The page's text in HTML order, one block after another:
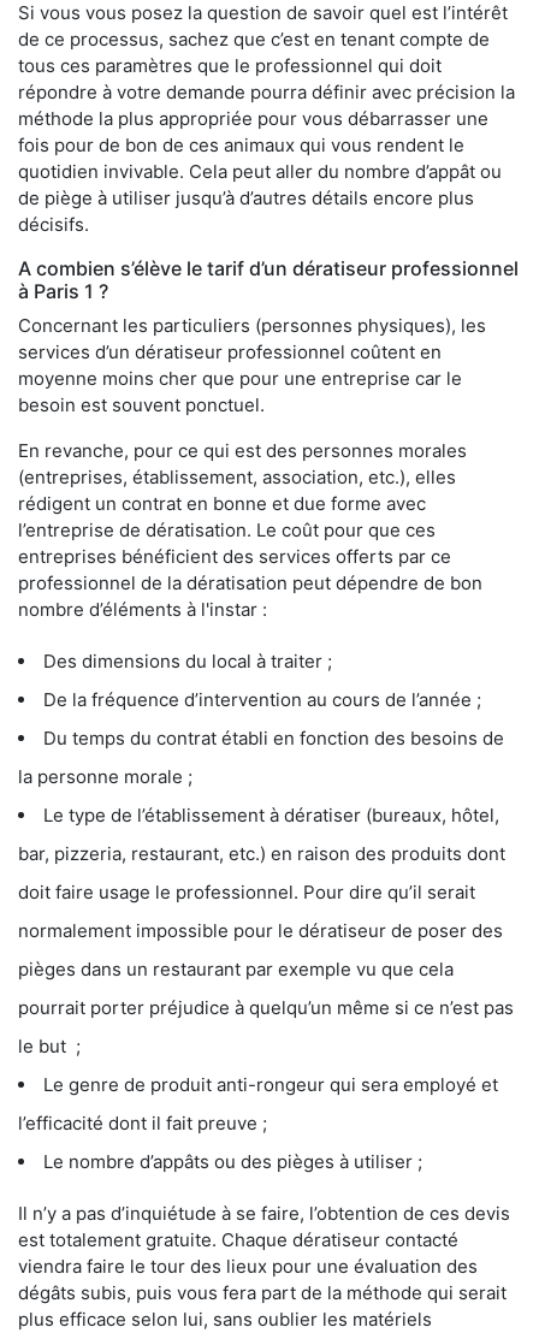
Si vous vous posez la question de savoir quel est l’intérêt
de ce processus, sachez que c’est en tenant compte de
tous ces paramètres que le professionnel qui doit
répondre à votre demande pourra définir avec précision la
méthode la plus appropriée pour vous débarrasser une
fois pour de bon de ces animaux qui vous rendent le
quotidien invivable. Cela peut aller du nombre d’appât ou
de piège à utiliser jusqu’à d’autres détails encore plus
décisifs.
A combien s’élève le tarif d’un dératiseur professionnel
à Paris 1 ?
Concernant les particuliers (personnes physiques), les
services d’un dératiseur professionnel coûtent en
moyenne moins cher que pour une entreprise car le
besoin est souvent ponctuel.
En revanche, pour ce qui est des personnes morales
(entreprises, établissement, association, etc.), elles
rédigent un contrat en bonne et due forme avec
l’entreprise de dératisation. Le coût pour que ces
entreprises bénéficient des services offerts par ce
professionnel de la dératisation peut dépendre de bon
nombre d’éléments à l'instar :
Des dimensions du local à traiter ;
De la fréquence d’intervention au cours de l’année ;
Du temps du contrat établi en fonction des besoins de
la personne morale ;
Le type de l’établissement à dératiser (bureaux, hôtel,
bar, pizzeria, restaurant, etc.) en raison des produits dont
doit faire usage le professionnel. Pour dire qu’il serait
normalement impossible pour le dératiseur de poser des
pièges dans un restaurant par exemple vu que cela
pourrait porter préjudice à quelqu’un même si ce n’est pas
le but ;
Le genre de produit anti-rongeur qui sera employé et
l’efficacité dont il fait preuve ;
Le nombre d’appâts ou des pièges à utiliser ;
Il n’y a pas d’inquiétude à se faire, l’obtention de ces devis
est totalement gratuite. Chaque dératiseur contacté
viendra faire le tour des lieux pour une évaluation des
dégâts subis, puis vous fera part de la méthode qui serait
plus efficace selon lui, sans oublier les matériels